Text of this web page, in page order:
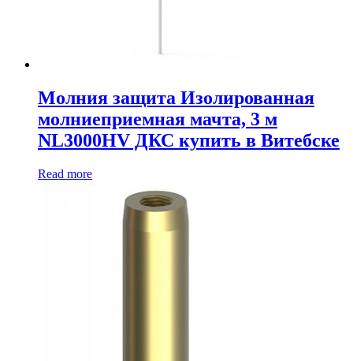
Молния защита Изолированная
молниеприемная мачта, 3 м
NL3000HV ДКС купить в Витебске
Read more